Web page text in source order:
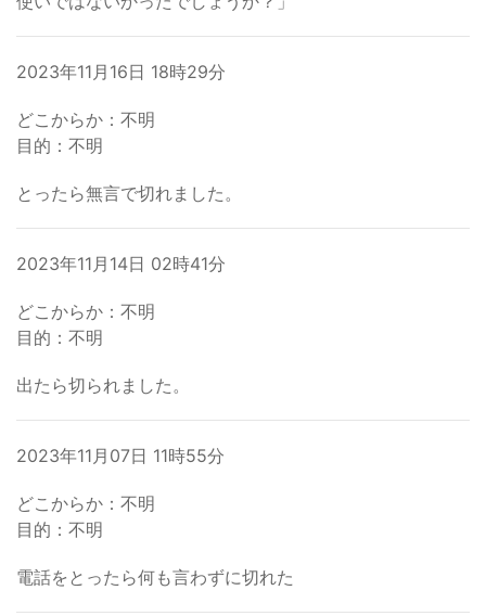
2023年11月16日 18時29分
どこからか：不明
目的：不明
とったら無言で切れました。
2023年11月14日 02時41分
どこからか：不明
目的：不明
出たら切られました。
2023年11月07日 11時55分
どこからか：不明
目的：不明
電話をとったら何も言わずに切れた